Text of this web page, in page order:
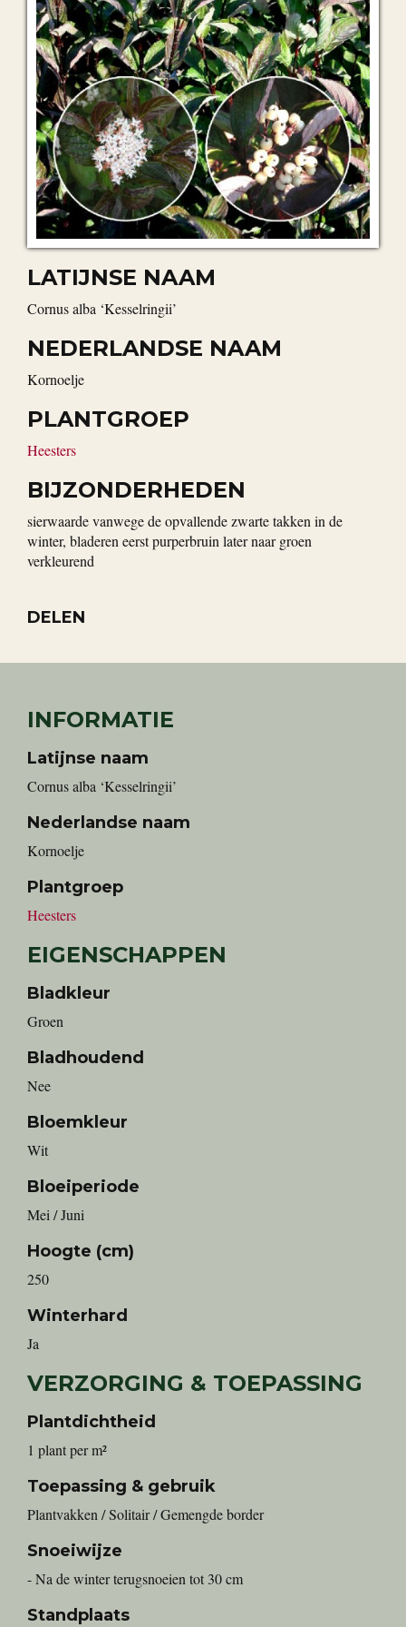
LATIJNSE NAAM
Cornus alba ‘Kesselringii’
NEDERLANDSE NAAM
kornoelje
PLANTGROEP
Heesters
BIJZONDERHEDEN
sierwaarde vanwege de opvallende zwarte takken in de
winter, bladeren eerst purperbruin later naar groen
verkleurend
DELEN
INFORMATIE
Latijnse naam
Cornus alba ‘Kesselringii’
Nederlandse naam
kornoelje
Plantgroep
Heesters
EIGENSCHAPPEN
Bladkleur
Groen
Bladhoudend
Nee
Bloemkleur
Wit
Bloeiperiode
Mei / Juni
Hoogte (cm)
250
Winterhard
Ja
VERZORGING & TOEPASSING
Plantdichtheid
1 plant per m²
Toepassing & gebruik
Plantvakken / Solitair / Gemengde border
Snoeiwijze
- Na de winter terugsnoeien tot 30 cm
Standplaats